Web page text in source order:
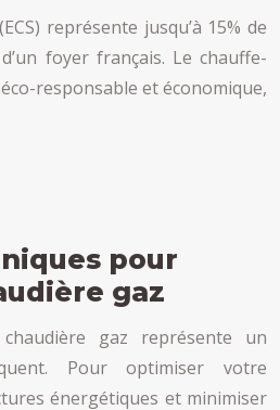
représente jusqu’à 15% de
foyer français. Le chauffe-
responsable et économique,
pour
gaz
gaz représente un
Pour optimiser votre
énergétiques et minimiser